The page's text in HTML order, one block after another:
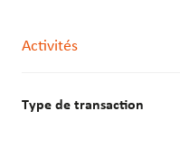
Activités
Type de transaction